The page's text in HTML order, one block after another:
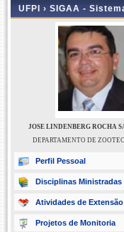
UFPI › SIGAA -
JOSE LINDENBERG ROCHA
DEPARTAMENTO DE
Perfil Pessoal
Disciplinas Ministradas
Atividades de Extensão
Projetos de Monitoria